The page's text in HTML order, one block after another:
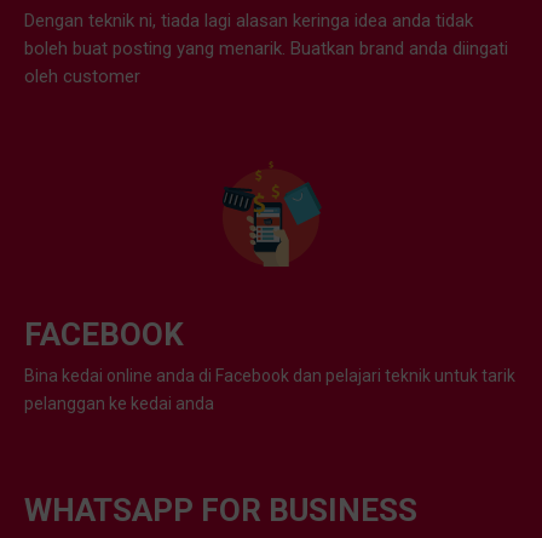
Dengan teknik ni, tiada lagi alasan keringa idea anda tidak
boleh buat posting yang menarik. Buatkan brand anda diingati
oleh customer
FACEBOOK
Bina kedai online anda di Facebook dan pelajari teknik untuk tarik
pelanggan ke kedai anda
WHATSAPP FOR BUSINESS